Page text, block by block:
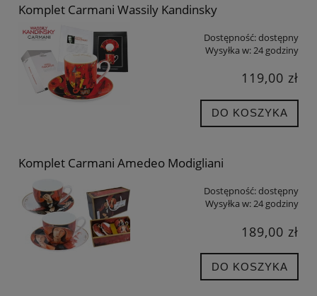
Komplet Carmani Wassily Kandinsky
Dostępność:dostępny
Wysyłka w:24 godziny
119,00 zł
DO KOSZYKA
Komplet Carmani Amedeo Modigliani
Dostępność:dostępny
Wysyłka w:24 godziny
189,00 zł
DO KOSZYKA